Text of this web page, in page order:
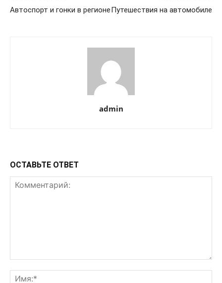
Автоспорт и гонки в регионеПутешествия на автомобиле
admin
ОСТАВЬТЕ ОТВЕТ